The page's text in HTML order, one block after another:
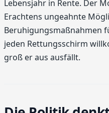
Lebensjahr in Rente. Der
Erachtens ungeahnte
Beruhigungsmaßnahmen
jeden Rettungsschirm
groß er aus ausfällt.